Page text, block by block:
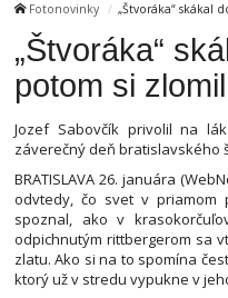
Fotonovinky „Štvoráka“ skákal
„Štvoráka“
potom si
Jozef Sabovčík privolil na
záverečný deň bratislavského
BRATISLAVA 26. januára
odvtedy, čo svet v priamom
spoznal, ako v
odpichnutým rittbergerom sa
zlatu. Ako si na to spomína
ktorý už v stredu vypukne v